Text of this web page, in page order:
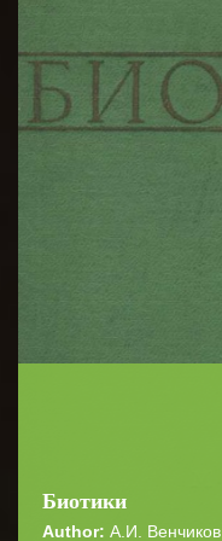
Биотики
Author: А.И. Венчиков